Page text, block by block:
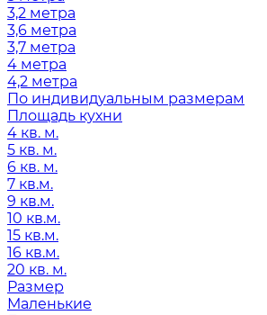
3,2 метра
3,6 метра
3,7 метра
4 метра
4,2 метра
По индивидуальным размерам
Площадь кухни
4 кв. м.
5 кв. м.
6 кв. м.
7 кв.м.
9 кв.м.
10 кв.м.
15 кв.м.
16 кв.м.
20 кв. м.
Размер
Маленькие